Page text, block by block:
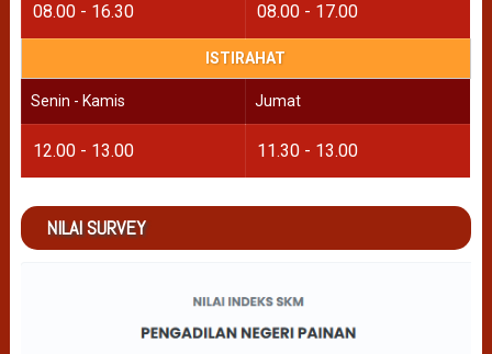
08.00 - 16.30 08.00 - 17.00
ISTIRAHAT
Senin - Kamis Jumat
12.00 - 13.00 11.30 - 13.00
NILAI SURVEY